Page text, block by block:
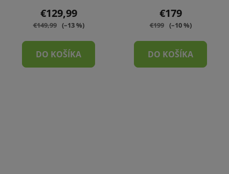
€129,99
€149,99 (–13 %)
DO KOŠÍKA
€179
€199 (–10 %)
DO KOŠÍKA